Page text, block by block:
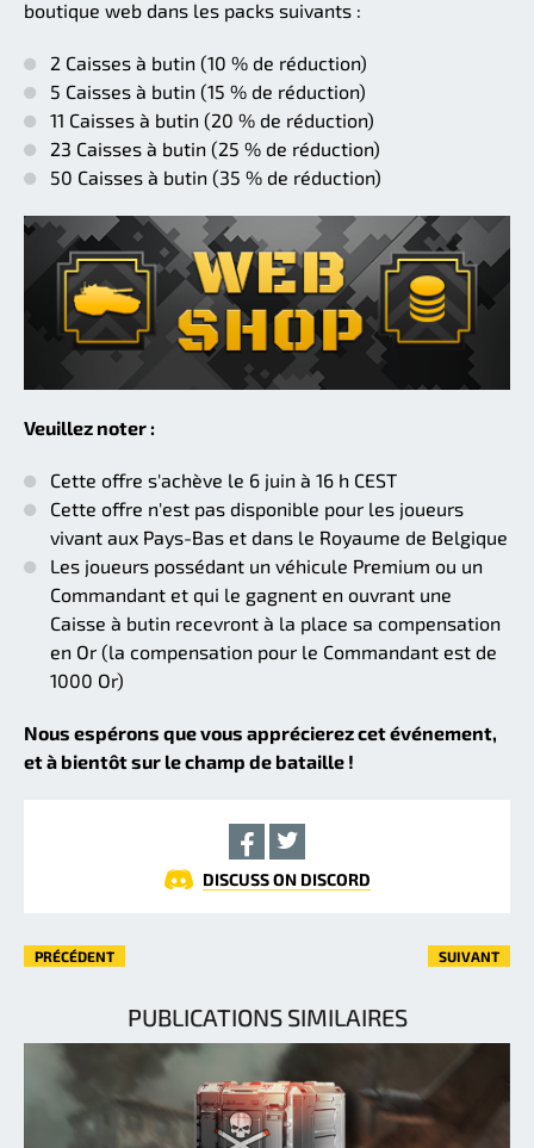
boutique web dans les packs suivants :
2 Caisses à butin (10 % de réduction)
5 Caisses à butin (15 % de réduction)
11 Caisses à butin (20 % de réduction)
23 Caisses à butin (25 % de réduction)
50 Caisses à butin (35 % de réduction)
Veuillez noter :
Cette offre s'achève le 6 juin à 16 h CEST
Cette offre n'est pas disponible pour les joueurs
vivant aux Pays-Bas et dans le Royaume de Belgique
Les joueurs possédant un véhicule Premium ou un
Commandant et qui le gagnent en ouvrant une
Caisse à butin recevront à la place sa compensation
en Or (la compensation pour le Commandant est de
1000 Or)
Nous espérons que vous apprécierez cet événement,
et à bientôt sur le champ de bataille !
DISCUSS ON DISCORD
PRÉCÉDENT SUIVANT
PUBLICATIONS SIMILAIRES